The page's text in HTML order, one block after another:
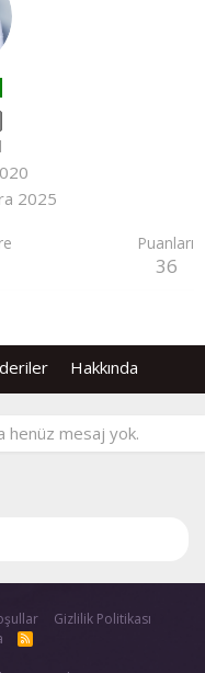
2025
Puanları
36
Hakkında
henüz mesaj yok.
Gizlilik Politikası
R
S